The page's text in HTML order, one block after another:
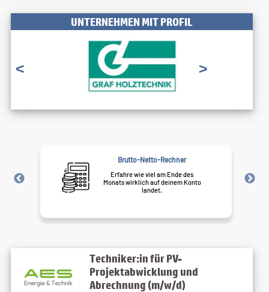
UNTERNEHMEN MIT PROFIL
< >
Ende des
Konto
Einblicke in die Unternehmen und
mögliche Karrierechancen.
Techniker:in für PV-
Projektabwicklung und
Abrechnung (m/w/d)